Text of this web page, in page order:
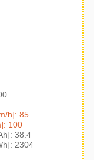
h]: 85
100
38.4
2304